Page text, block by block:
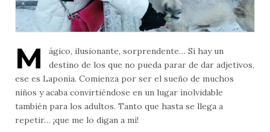
M
ágico, ilusionante, sorprendente… Si hay un
destino de los que no pueda parar de dar adjetivos,
ese es Laponia. Comienza por ser el sueño de muchos
niños y acaba convirtiéndose en un lugar inolvidable
también para los adultos. Tanto que hasta se llega a
repetir… ¡que me lo digan a mí!